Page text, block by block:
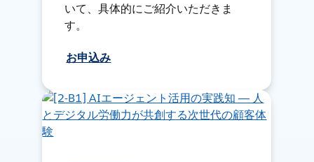
いて、具体的にご紹介いただきま
す。
お申込み